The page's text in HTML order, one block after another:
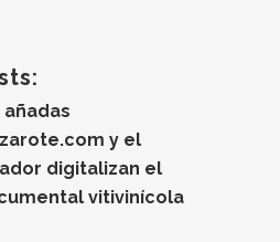
y el
digitalizan el
vitivinícola